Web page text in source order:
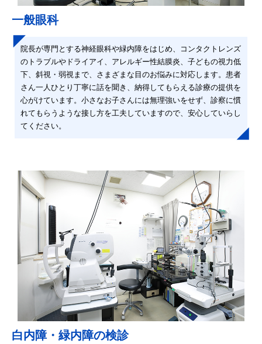
一般眼科
院長が専門とする神経眼科や緑内障をはじめ、コンタクトレンズ
のトラブルやドライアイ、アレルギー性結膜炎、子どもの視力低
下、斜視・弱視まで、さまざまな目のお悩みに対応します。患者
さん一人ひとり丁寧に話を聞き、納得してもらえる診療の提供を
心がけています。小さなお子さんには無理強いをせず、診察に慣
れてもらうような接し方を工夫していますので、安心していらし
てください。
白内障・緑内障の検診